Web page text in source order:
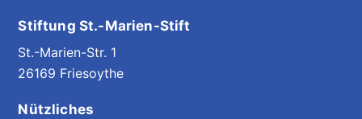
Stiftung St.-Marien-Stift
St.-Marien-Str. 1
26169 Friesoythe
Nützliches